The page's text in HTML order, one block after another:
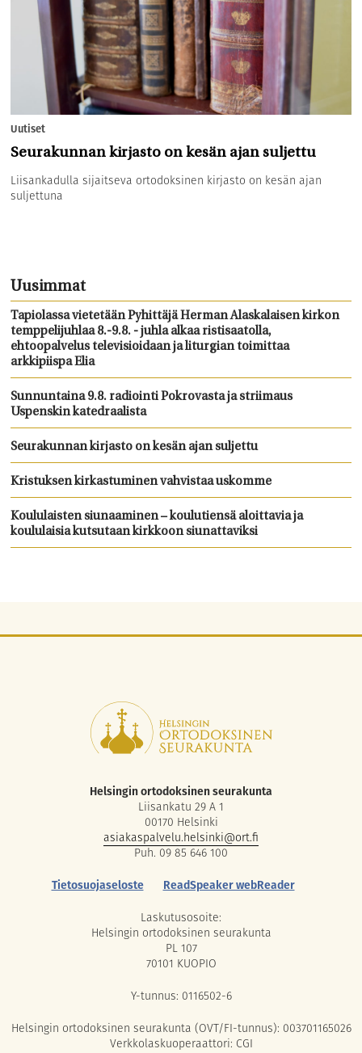
Uutiset
Seurakunnan kirjasto on kesän ajan suljettu
Liisankadulla sijaitseva ortodoksinen kirjasto on kesän ajan
suljettuna
Uusimmat
Tapiolassa vietetään Pyhittäjä Herman Alaskalaisen kirkon
temppelijuhlaa 8.-9.8. - juhla alkaa ristisaatolla,
ehtoopalvelus televisioidaan ja liturgian toimittaa
arkkipiispa Elia
Sunnuntaina 9.8. radiointi Pokrovasta ja striimaus
Uspenskin katedraalista
Seurakunnan kirjasto on kesän ajan suljettu
Kristuksen kirkastuminen vahvistaa uskomme
Koululaisten siunaaminen – koulutiensä aloittavia ja
koululaisia kutsutaan kirkkoon siunattaviksi
Helsingin ortodoksinen seurakunta
Liisankatu 29 A 1
00170 Helsinki
asiakaspalvelu.helsinki@ort.fi
Puh. 09 85 646 100
Tietosuojaseloste
ReadSpeaker webReader
Laskutusosoite:
Helsingin ortodoksinen seurakunta
PL 107
70101 KUOPIO
Y-tunnus: 0116502-6
Helsingin ortodoksinen seurakunta (OVT/FI-tunnus): 003701165026
Verkkolaskuoperaattori: CGI